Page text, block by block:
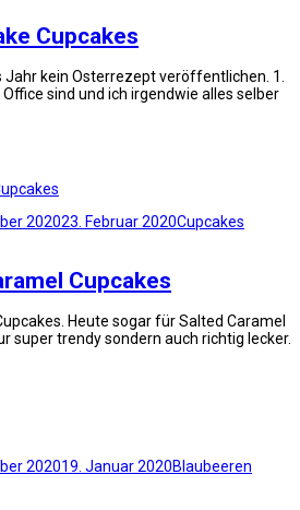
Cupcakes
Jahr kein Osterrezept veröffentlichen. 1.
sind und ich irgendwie alles selber
202023. Februar 2020Cupcakes
Cupcakes
Heute sogar für Salted Caramel
super trendy sondern auch richtig lecker.
202019. Januar 2020Blaubeeren